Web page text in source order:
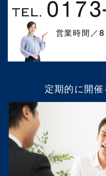
営業時間／
定期的に開催